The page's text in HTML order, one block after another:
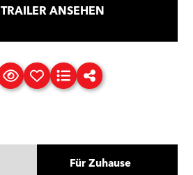
TRAILER ANSEHEN
Für Zuhause